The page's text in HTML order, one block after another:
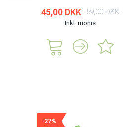
45,00 DKK 59,00 DKK
Inkl. moms
-27%